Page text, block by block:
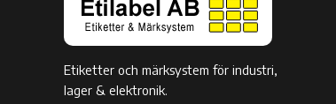
Etiketter och märksystem för industri,
lager & elektronik.